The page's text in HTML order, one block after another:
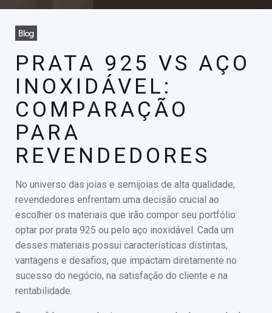
Blog
PRATA 925 VS AÇO
INOXIDÁVEL:
COMPARAÇÃO
PARA
REVENDEDORES
No universo das joias e semijoias de alta qualidade,
revendedores enfrentam uma decisão crucial ao
escolher os materiais que irão compor seu portfólio:
optar por prata 925 ou pelo aço inoxidável. Cada um
desses materiais possui características distintas,
vantagens e desafios, que impactam diretamente no
sucesso do negócio, na satisfação do cliente e na
rentabilidade.